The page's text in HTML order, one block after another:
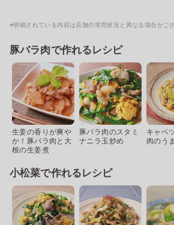
※明細されている内容は店舗の実売状況と異なる場合がござ
豚バラ肉で作れるレシピ
生姜の香りが爽や
か！豚バラ肉と大
根の生姜煮
豚バラ肉のスタミ
ナニラ玉炒め
キャベ
肉のう
小松菜で作れるレシピ